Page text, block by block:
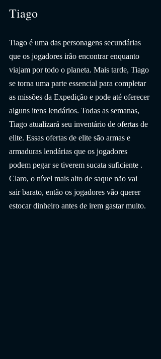
Tiago
Tiago é uma das personagens secundárias
que os jogadores irão encontrar enquanto
viajam por todo o planeta. Mais tarde, Tiago
se torna uma parte essencial para completar
as missões da Expedição e pode até oferecer
alguns itens lendários. Todas as semanas,
Tiago atualizará seu inventário de ofertas de
elite. Essas ofertas de elite são armas e
armaduras lendárias que os jogadores
podem pegar se tiverem sucata suficiente .
Claro, o nível mais alto de saque não vai
sair barato, então os jogadores vão querer
estocar dinheiro antes de irem gastar muito.